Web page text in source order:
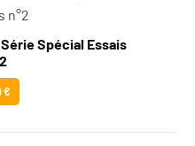
Spécial Essais
€